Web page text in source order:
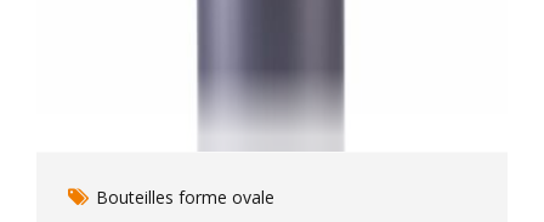
Bouteilles forme ovale